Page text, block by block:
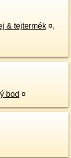
& tejtermék ¤,
bod ¤